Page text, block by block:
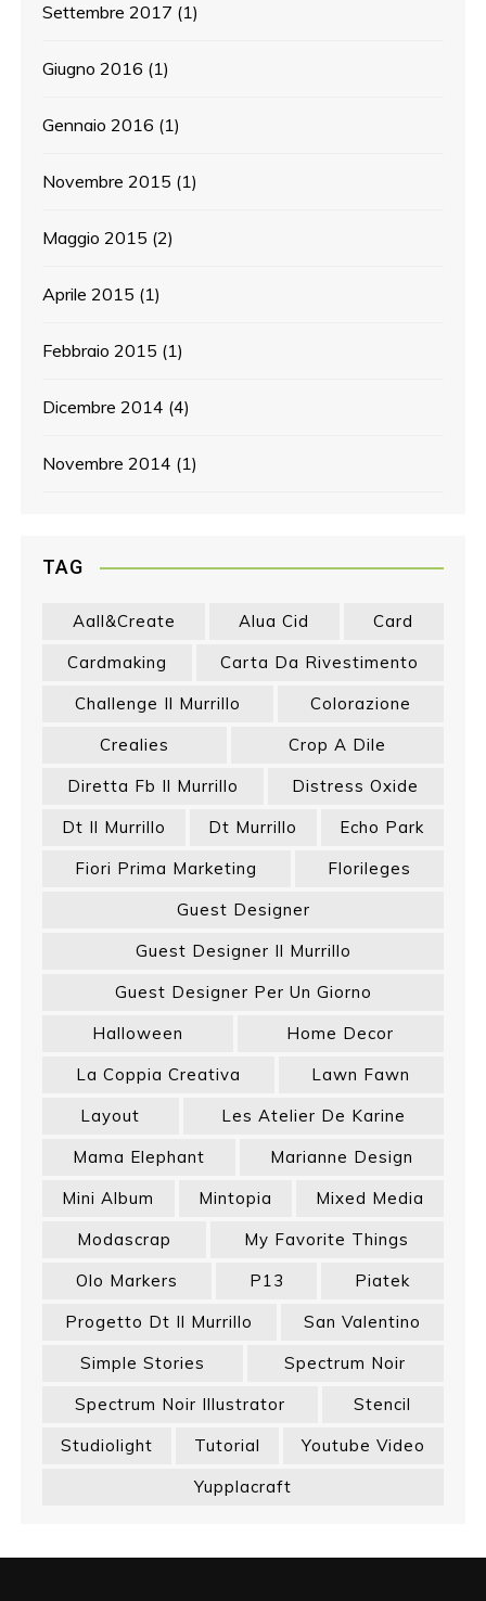
Settembre 2017 (1)
Giugno 2016 (1)
Gennaio 2016 (1)
Novembre 2015 (1)
Maggio 2015 (2)
Aprile 2015 (1)
Febbraio 2015 (1)
Dicembre 2014 (4)
Novembre 2014 (1)
TAG
Aall&create Alua Cid
Card
Cardmaking
Carta Da Rivestimento
Challenge Il Murrillo
Colorazione
Crealies
Crop A Dile
Diretta Fb Il Murrillo
Distress Oxide
Dt Il Murrillo
Dt Murrillo
Echo Park
Fiori Prima Marketing
Florileges
Guest Designer
Guest Designer Il Murrillo
Guest Designer Per Un Giorno
Halloween
Home Decor
La Coppia Creativa
Lawn Fawn
Layout
Les Atelier De Karine
Mama Elephant
Marianne Design
Mini Album
Mintopia
Mixed Media
Modascrap
My Favorite Things
Olo Markers
P13
Piatek
Progetto Dt Il Murrillo
San Valentino
Simple Stories
Spectrum Noir
Spectrum Noir Illustrator
Stencil
Studiolight
Tutorial
Youtube Video
Yupplacraft